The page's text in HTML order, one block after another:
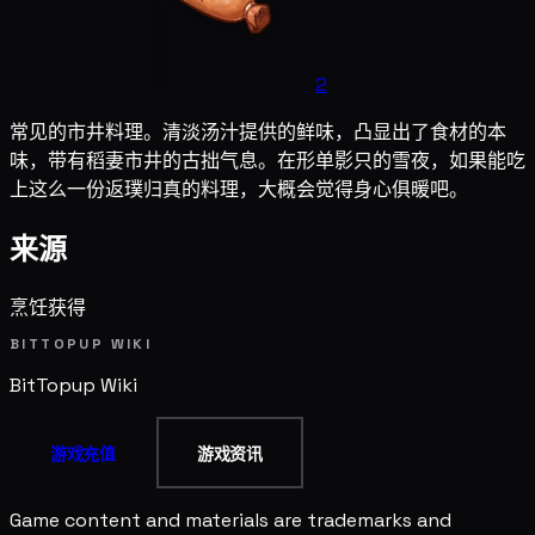
2
常见的市井料理。清淡汤汁提供的鲜味，凸显出了食材的本
味，带有稻妻市井的古拙气息。在形单影只的雪夜，如果能吃
上这么一份返璞归真的料理，大概会觉得身心俱暖吧。
来源
烹饪获得
BITTOPUP WIKI
BitTopup Wiki
游戏充值 游戏资讯
Game content and materials are trademarks and